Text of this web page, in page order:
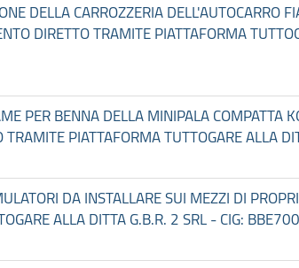
CARROZZERIA DELL'AUTOCARRO
DIRETTO TRAMITE PIATTAFORMA
BENNA DELLA MINIPALA COMPATTA
PIATTAFORMA TUTTOGARE ALLA
DA INSTALLARE SUI MEZZI DI
ALLA DITTA G.B.R. 2 SRL - CIG: